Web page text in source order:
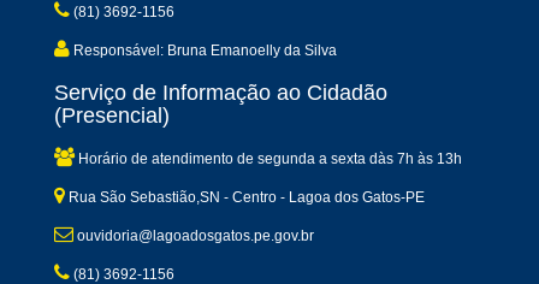
(81) 3692-1156
Responsável: Bruna Emanoelly da Silva
Serviço de Informação ao Cidadão
(Presencial)
Horário de atendimento de segunda a sexta dàs 7h às 13h
Rua São Sebastião,SN - Centro - Lagoa dos Gatos-PE
ouvidoria@lagoadosgatos.pe.gov.br
(81) 3692-1156